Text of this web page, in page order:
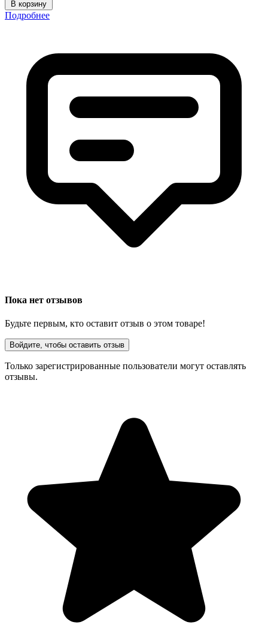
В корзину
Подробнее
Пока нет отзывов
Будьте первым, кто оставит отзыв о этом товаре!
Войдите, чтобы оставить отзыв
Только зарегистрированные пользователи могут оставлять
отзывы.